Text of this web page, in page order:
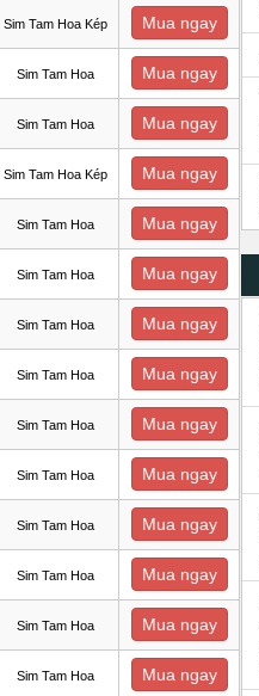
Sim Tam Hoa Kép Mua ngay
Sim Tam Hoa Mua ngay
Sim Tam Hoa Mua ngay
Sim Tam Hoa Kép Mua ngay
Sim Tam Hoa Mua ngay
Sim Tam Hoa Mua ngay
Sim Tam Hoa Mua ngay
Sim Tam Hoa Mua ngay
Sim Tam Hoa Mua ngay
Sim Tam Hoa Mua ngay
Sim Tam Hoa Mua ngay
Sim Tam Hoa Mua ngay
Sim Tam Hoa Mua ngay
Sim Tam Hoa Mua ngay